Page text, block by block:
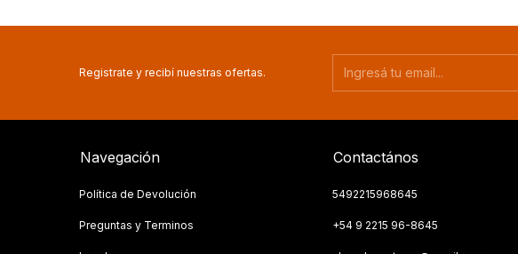
Registrate y recibí nuestras ofertas.
Navegación
Política de Devolución
Preguntas y Terminos
Contactános
5492215968645
+54 9 2215 96-8645